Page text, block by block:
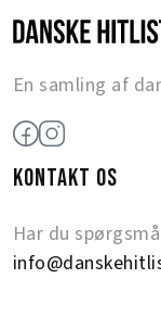
En samling af
KONTAKT OS
Har du